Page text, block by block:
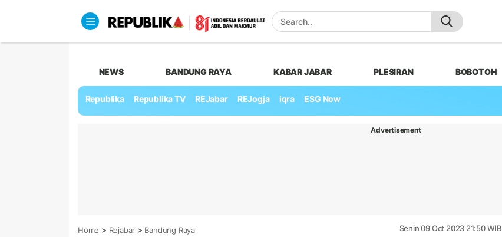
NEWS BANDUNG RAYA KABAR JABAR PLESIRAN BOBOTOH
Republika Republika TV REJabar REJogja iqra ESG Now
Advertisement
Home > Rejabar > Bandung Raya Senin 09 Oct 2023 21:50 WIB